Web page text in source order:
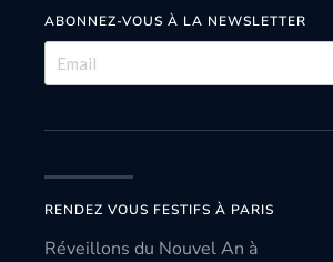
ABONNEZ-VOUS À LA NEWSLETTER
RENDEZ VOUS FESTIFS À PARIS
Réveillons du Nouvel An à